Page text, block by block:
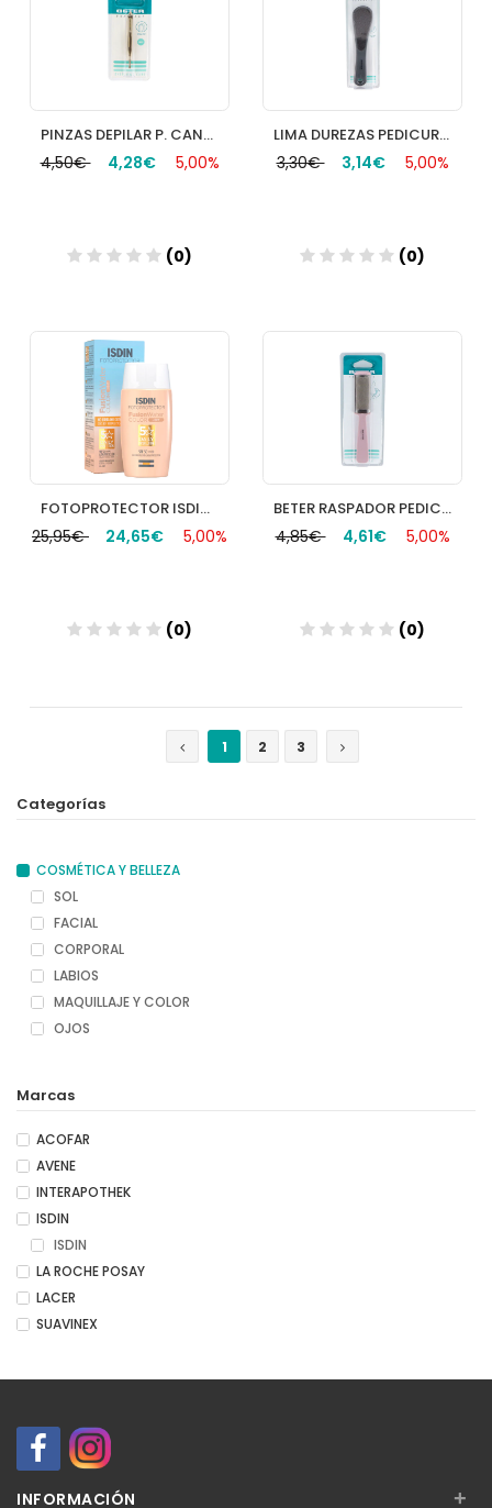
PINZAS DEPILAR P. CANGREJO DORADA BETER
4,50€ 4,28€ 5,00%
(0)
Añadir
LIMA DUREZAS PEDICURA ERGONOMICA BETER
3,30€ 3,14€ 5,00%
(0)
FOTOPROTECTOR ISDIN FUSION WATER COLOR LIGHT 50 ML
25,95€ 24,65€ 5,00%
(0)
BETER RASPADOR PEDICURO INOX.R/24439
4,85€ 4,61€ 5,00%
(0)
1
2 3
Categorías
COSMÉTICA Y BELLEZA
SOL
FACIAL
CORPORAL
LABIOS
MAQUILLAJE Y COLOR
OJOS
Marcas
ACOFAR
AVENE
INTERAPOTHEK
ISDIN
ISDIN
LA ROCHE POSAY
LACER
SUAVINEX
INFORMACIÓN +